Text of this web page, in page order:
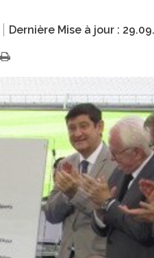
Dernière Mise à jour :